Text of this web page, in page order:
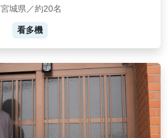
宮城県／約20名
看多機